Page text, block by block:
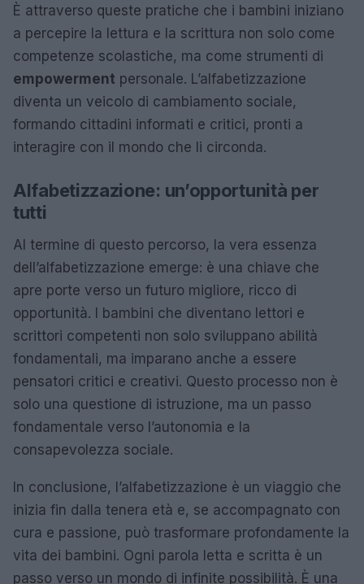
È attraverso queste pratiche che i bambini iniziano
a percepire la lettura e la scrittura non solo come
competenze scolastiche, ma come strumenti di
empowerment personale. L’alfabetizzazione
diventa un veicolo di cambiamento sociale,
formando cittadini informati e critici, pronti a
interagire con il mondo che li circonda.
Alfabetizzazione: un’opportunità per
tutti
Al termine di questo percorso, la vera essenza
dell’alfabetizzazione emerge: è una chiave che
apre porte verso un futuro migliore, ricco di
opportunità. I bambini che diventano lettori e
scrittori competenti non solo sviluppano abilità
fondamentali, ma imparano anche a essere
pensatori critici e creativi. Questo processo non è
solo una questione di istruzione, ma un passo
fondamentale verso l’autonomia e la
consapevolezza sociale.
In conclusione, l’alfabetizzazione è un viaggio che
inizia fin dalla tenera età e, se accompagnato con
cura e passione, può trasformare profondamente la
vita dei bambini. Ogni parola letta e scritta è un
passo verso un mondo di infinite possibilità. È una